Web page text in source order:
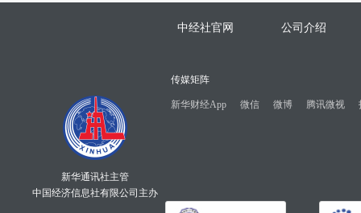
中经社官网 公司介绍
新华通讯社主管
中国经济信息社有限公司主办
传媒矩阵
新华财经App 微信 微博 腾讯微视